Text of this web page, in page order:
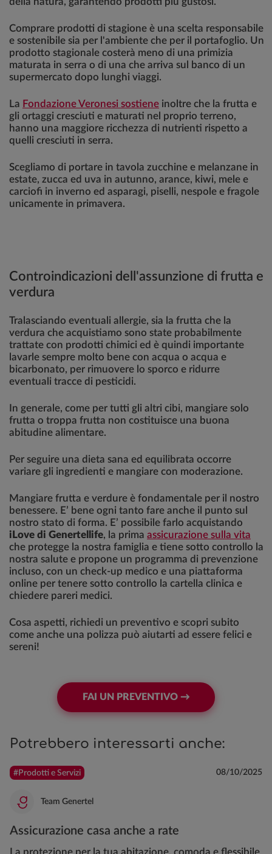
Comprare prodotti di stagione è una scelta responsabile
e sostenibile sia per l'ambiente che per il portafoglio. Un
prodotto stagionale costerà meno di una primizia
maturata in serra o di una che arriva sul banco di un
supermercato dopo lunghi viaggi.
La Fondazione Veronesi sostiene inoltre che la frutta e
gli ortaggi cresciuti e maturati nel proprio terreno,
hanno una maggiore ricchezza di nutrienti rispetto a
quelli cresciuti in serra.
Scegliamo di portare in tavola zucchine e melanzane in
estate, zucca ed uva in autunno, arance, kiwi, mele e
carciofi in inverno ed asparagi, piselli, nespole e fragole
unicamente in primavera.
Controindicazioni dell'assunzione di frutta e
verdura
Tralasciando eventuali allergie, sia la frutta che la
verdura che acquistiamo sono state probabilmente
trattate con prodotti chimici ed è quindi importante
lavarle sempre molto bene con acqua o acqua e
bicarbonato, per rimuovere lo sporco e ridurre
eventuali tracce di pesticidi.
In generale, come per tutti gli altri cibi, mangiare solo
frutta o troppa frutta non costituisce una buona
abitudine alimentare.
Per seguire una dieta sana ed equilibrata occorre
variare gli ingredienti e mangiare con moderazione.
Mangiare frutta e verdure è fondamentale per il nostro
benessere. E’ bene ogni tanto fare anche il punto sul
nostro stato di forma. E’ possibile farlo acquistando
iLove di Genertellife, la prima assicurazione sulla vita
che protegge la nostra famiglia e tiene sotto controllo la
nostra salute e propone un programma di prevenzione
incluso, con un check-up medico e una piattaforma
online per tenere sotto controllo la cartella clinica e
chiedere pareri medici.
Cosa aspetti, richiedi un preventivo e scopri subito
come anche una polizza può aiutarti ad essere felici e
sereni!
FAI UN PREVENTIVO →
Potrebbero interessarti anche:
#Prodotti e Servizi 08/10/2025
Team Genertel
Assicurazione casa anche a rate